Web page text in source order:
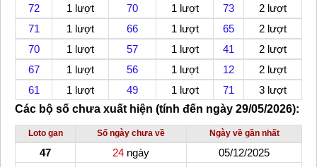
72
1 lượt 70 1 lượt 73
2 lượt
71
1 lượt 66 1 lượt 65
2 lượt
70
1 lượt 57 1 lượt 41
2 lượt
67
1 lượt 56 1 lượt 12
2 lượt
61
1 lượt 49 1 lượt 71
3 lượt
Các bộ số chưa xuất hiện (tính đến ngày 29/05/2026):
Loto gan Số ngày chưa về Ngày về gần nhất
47 24 ngày
05/12/2025